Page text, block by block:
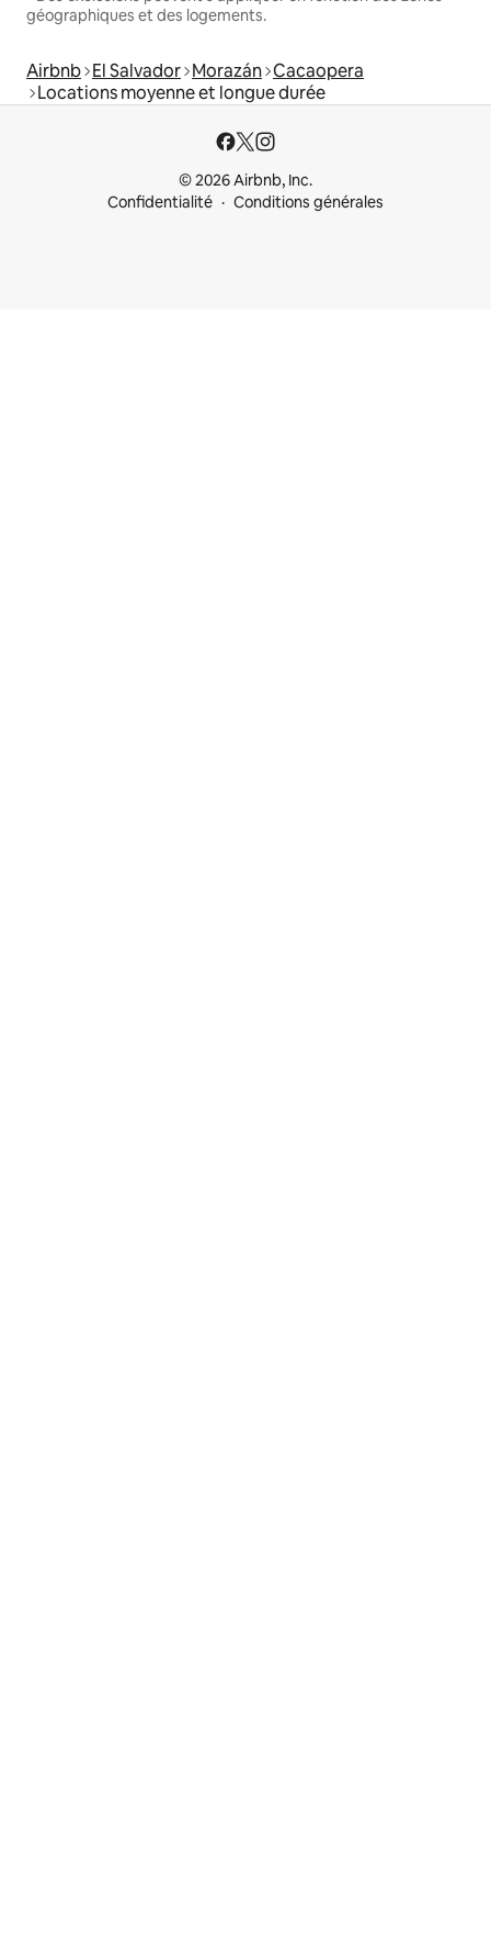
géographiques et des logements.
Airbnb El Salvador Morazán Cacaopera
Locations moyenne et longue durée
© 2026 Airbnb, Inc.
Confidentialité
Conditions générales